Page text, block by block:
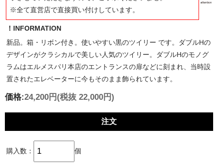
※全て直営店で直接買い付けしています。
！INFORMATION
新品。箱・リボン付き。使いやすい黒のツイリー です。ダブルHの
デザインがクラシカルで美しい人気のツイリー。ダブルHのモノグ
ラムはエルメスパリ本店のエントランスの扉などに刻まれ、当時設
置されたエレベーターに今もそのまま飾られています。
価格:24,200円 (税抜 22,000円)
注文
購入数： 個